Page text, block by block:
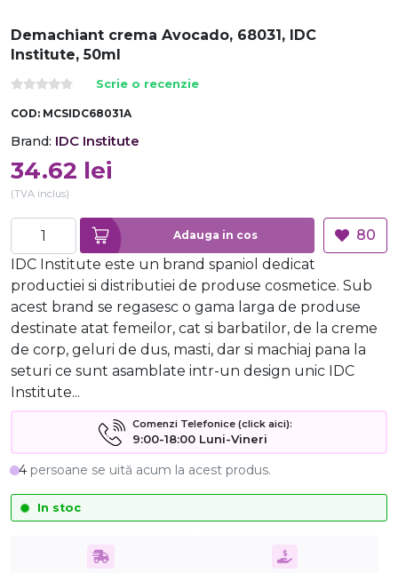
Demachiant crema Avocado, 68031, IDC
Institute, 50ml
Scrie o recenzie
COD: MCSIDC68031A
Brand: IDC Institute
34.62 lei
(TVA inclus)
Adauga in cos
80
IDC Institute este un brand spaniol dedicat
productiei si distributiei de produse cosmetice. Sub
acest brand se regasesc o gama larga de produse
destinate atat femeilor, cat si barbatilor, de la creme
de corp, geluri de dus, masti, dar si machiaj pana la
seturi ce sunt asamblate intr-un design unic IDC
Institute...
Comenzi Telefonice (click aici):
9:00-18:00 Luni-Vineri
4 persoane se uită acum la acest produs.
In stoc